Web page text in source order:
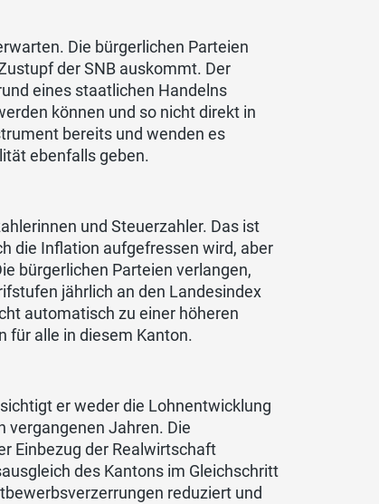
Die bürgerlichen Parteien
der SNB auskommt. Der
eines staatlichen Handelns
können und so nicht direkt in
bereits und wenden es
ebenfalls geben.
und Steuerzahler. Das ist
die Inflation aufgefressen wird, aber
bürgerlichen Parteien verlangen,
jährlich an den Landesindex
automatisch zu einer höheren
für alle in diesem Kanton.
er weder die Lohnentwicklung
vergangenen Jahren. Die
Einbezug der Realwirtschaft
des Kantons im Gleichschritt
reduziert und